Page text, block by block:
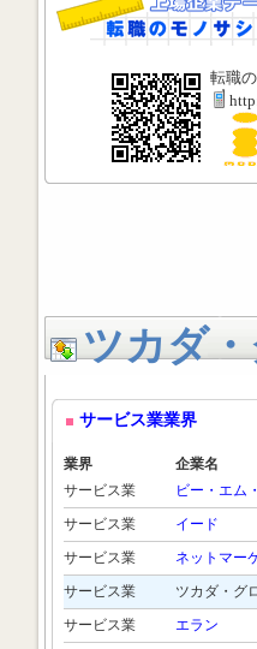
転職
ツカダ
サービス業業界
業界 企業名
サービス業
ビー・エム
サービス業
イード
サービス業
ネットマー
サービス業
ツカダ・グ
サービス業
エラン